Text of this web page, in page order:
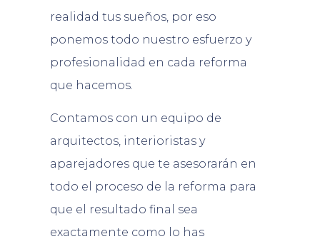
realidad tus sueños, por eso
ponemos todo nuestro esfuerzo y
profesionalidad en cada reforma
que hacemos.
Contamos con un equipo de
arquitectos, interioristas y
aparejadores que te asesorarán en
todo el proceso de la reforma para
que el resultado final sea
exactamente como lo has